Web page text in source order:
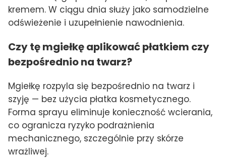
kremem. W ciągu dnia służy jako samodzielne
odświeżenie i uzupełnienie nawodnienia.
Czy tę mgiełkę aplikować płatkiem czy
bezpośrednio na twarz?
Mgiełkę rozpyla się bezpośrednio na twarz i
szyję — bez użycia płatka kosmetycznego.
Forma sprayu eliminuje konieczność wcierania,
co ogranicza ryzyko podrażnienia
mechanicznego, szczególnie przy skórze
wrażliwej.